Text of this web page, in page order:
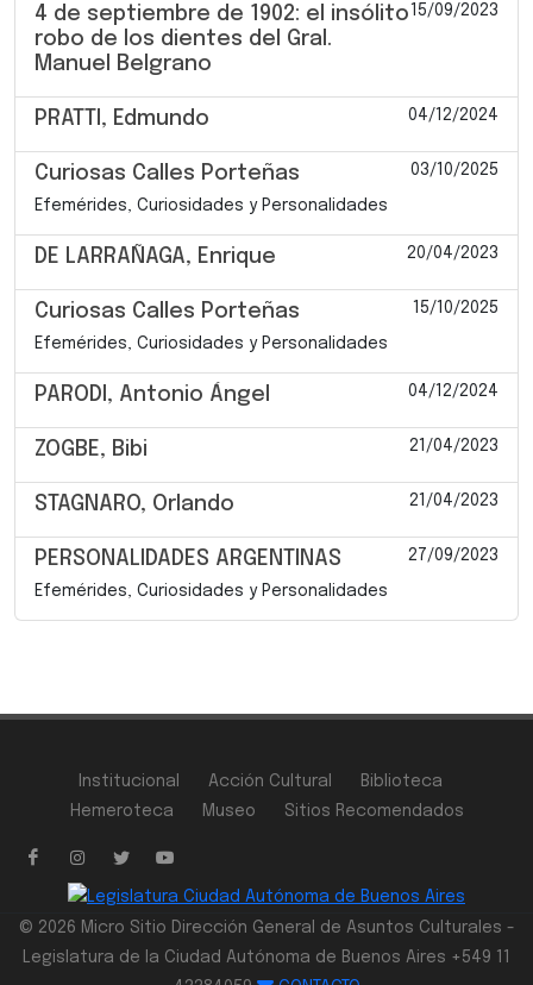
4 de septiembre de 1902: el insólito
robo de los dientes del Gral.
Manuel Belgrano
15/09/2023
PRATTI, Edmundo 04/12/2024
Curiosas Calles Porteñas 03/10/2025
Efemérides, Curiosidades y Personalidades
DE LARRAÑAGA, Enrique 20/04/2023
Curiosas Calles Porteñas 15/10/2025
Efemérides, Curiosidades y Personalidades
PARODI, Antonio Ángel 04/12/2024
ZOGBE, Bibi 21/04/2023
STAGNARO, Orlando 21/04/2023
PERSONALIDADES ARGENTINAS 27/09/2023
Efemérides, Curiosidades y Personalidades
Institucional Acción Cultural
Biblioteca
Hemeroteca
Museo Sitios Recomendados
© 2026 Micro Sitio Dirección General de Asuntos Culturales -
Legislatura de la Ciudad Autónoma de Buenos Aires +549 11